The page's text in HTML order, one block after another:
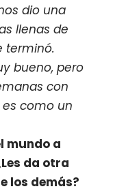
dio una
llenas de
terminó.
bueno, pero
con
como un
mundo a
da otra
los demás?